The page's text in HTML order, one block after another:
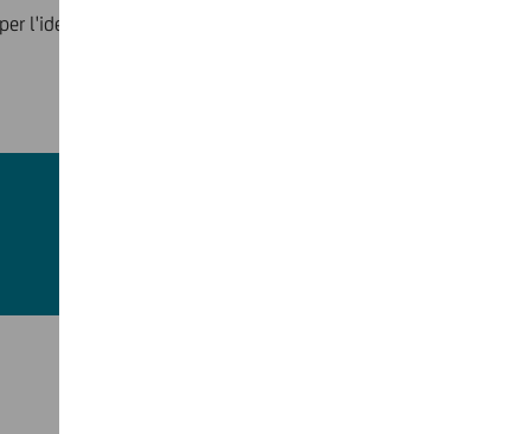
per l'identificazione)